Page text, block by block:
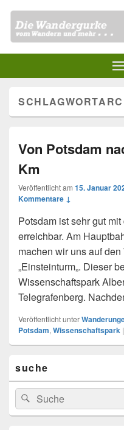
Von Potsdam
Km
Veröffentlicht am 15. Januar
Kommentare ↓
Potsdam ist sehr gut
erreichbar. Am
machen wir uns auf
„Einsteinturm„. Dieser
Wissenschaftspark
Telegrafenberg.
Veröffentlicht unter
Potsdam, Wissenschaftspark |
Seitenleisten-
Widgetbereich
suche
Suchen
nach:
Suchen